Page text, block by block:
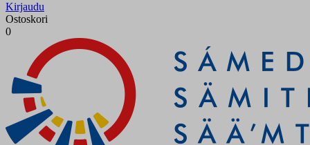
Kirjaudu
Ostoskori
0